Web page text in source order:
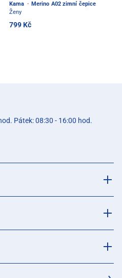
Kama · Merino A02 zimní čepice
Ženy
799 Kč
Pátek: 08:30 - 16:00 hod.